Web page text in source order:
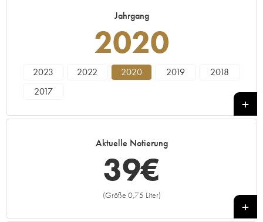
Jahrgang
2020
2023 2022 2020 2019
2018
2017
Aktuelle Notierung
39€
(Größe 0,75 Liter)
+